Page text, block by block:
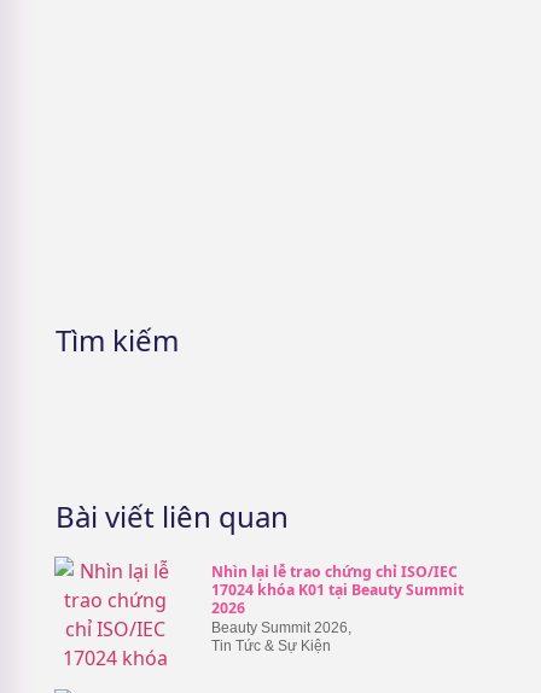
Tìm kiếm
Bài viết liên quan
Nhìn lại lễ trao chứng chỉ ISO/IEC
17024 khóa K01 tại Beauty Summit
2026
Beauty Summit 2026,
Tin Tức & Sự Kiện